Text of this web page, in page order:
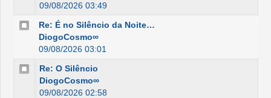
09/08/2026 03:49
Re: É no Silêncio da Noite…
DiogoCosmo∞
09/08/2026 03:01
Re: O Silêncio
DiogoCosmo∞
09/08/2026 02:58